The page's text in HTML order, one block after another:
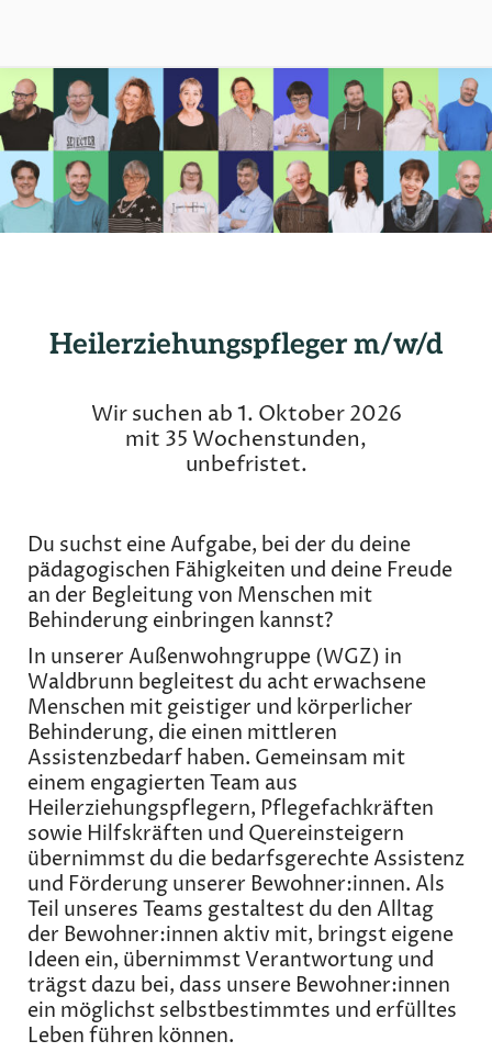
Heilerziehungspfleger m/w/d
Wir suchen ab 1. Oktober 2026
mit 35 Wochenstunden,
unbefristet.
Du suchst eine Aufgabe, bei der du deine
pädagogischen Fähigkeiten und deine Freude
an der Begleitung von Menschen mit
Behinderung einbringen kannst?
In unserer Außenwohngruppe (WGZ) in
Waldbrunn begleitest du acht erwachsene
Menschen mit geistiger und körperlicher
Behinderung, die einen mittleren
Assistenzbedarf haben. Gemeinsam mit
einem engagierten Team aus
Heilerziehungspflegern, Pflegefachkräften
sowie Hilfskräften und Quereinsteigern
übernimmst du die bedarfsgerechte Assistenz
und Förderung unserer Bewohner:innen. Als
Teil unseres Teams gestaltest du den Alltag
der Bewohner:innen aktiv mit, bringst eigene
Ideen ein, übernimmst Verantwortung und
trägst dazu bei, dass unsere Bewohner:innen
ein möglichst selbstbestimmtes und erfülltes
Leben führen können.